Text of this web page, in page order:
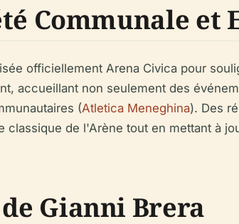
Communale et
officiellement Arena Civica pour
accueillant non seulement des
(Atletica Meneghina). Des
de l'Arène tout en mettant à
Gianni Brera